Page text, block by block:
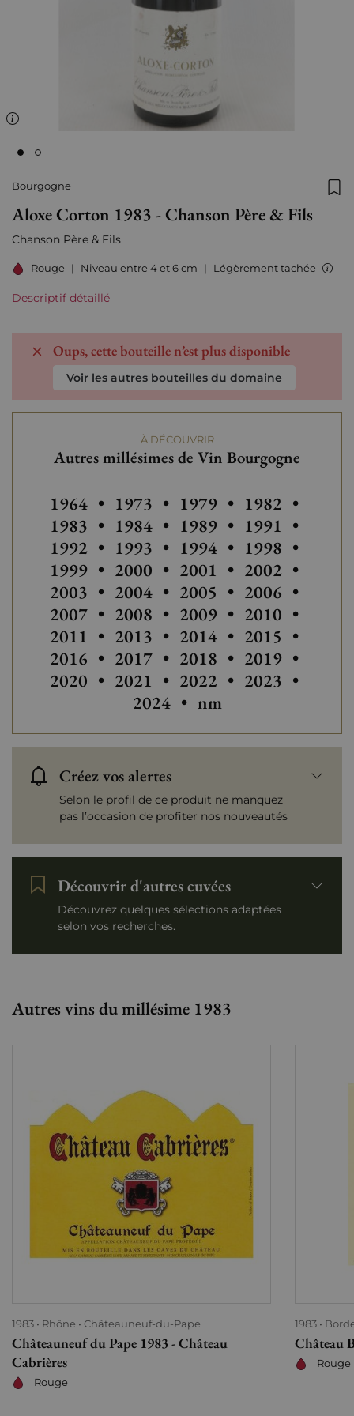
Bourgogne
Aloxe Corton 1983 - Chanson Père & Fils
Chanson Père & Fils
Rouge | Niveau entre 4 et 6 cm | Légèrement tachée
Descriptif détaillé
Oups, cette bouteille n’est plus disponible
Voir les autres bouteilles du domaine
À DÉCOUVRIR
Autres millésimes de Vin Bourgogne
Autres millésimes de Vin Bourgogne
1964 • Autres millésimes de Vin
1973 • Autres millésimes de
1979 • Autres
1982 •
1983 • Autres millésimes de Vin
1984 • 1989 • Autres
1991 •
1992 • 1993 • Autres millésimes de
1994 • Autres
1998 •
1999 • Autres millésimes de Vin
2000 • Autres millésimes de
2001 • 2002 •
2003 • 2004 • 2005 • Autres
2006 •
2007 • Autres millésimes de Vin
2008 • 2009 • 2010 •
2011 • 2013 • 2014 • 2015 •
2016 • 2017 • 2018 • 2019 •
2020 • 2021 • 2022 • 2023 •
2024 • nm
Créez vos alertes
Selon le profil de ce produit ne manquez
pas l’occasion de profiter nos nouveautés
Découvrir d'autres cuvées
Découvrez quelques sélections adaptées
selon vos recherches.
Autres vins du millésime 1983
1983 Rhône Châteauneuf-du-Pape
Châteauneuf du Pape 1983 - Château
Cabrières
Rouge
1983
Château
Rouge